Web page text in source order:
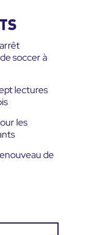
soccer à
lectures
les
de